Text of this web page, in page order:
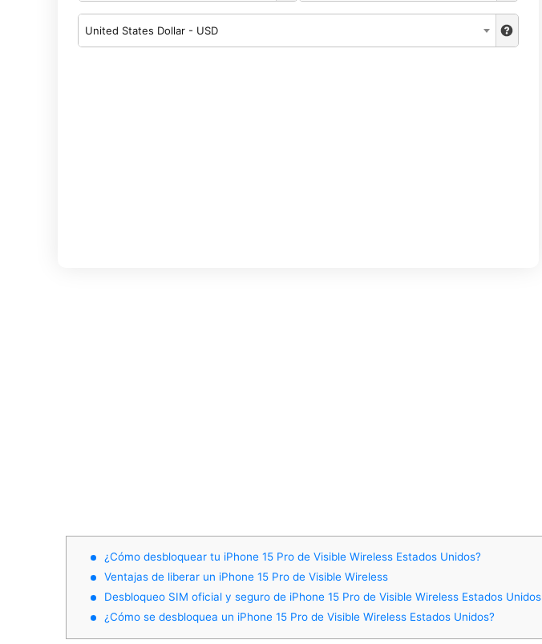
United States Dollar - USD
¿Cómo desbloquear tu iPhone 15 Pro de Visible Wireless Estados Unidos?
Ventajas de liberar un iPhone 15 Pro de Visible Wireless
Desbloqueo SIM oficial y seguro de iPhone 15 Pro de Visible Wireless Estados Unidos
¿Cómo se desbloquea un iPhone 15 Pro de Visible Wireless Estados Unidos?